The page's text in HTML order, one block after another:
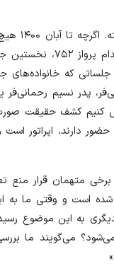
شرق: بیش از
این حادثه برگزار نشد اما نهایتا
برگزار شده؛ جلساتی که
پدر نسیم رحمانی‌فر
کنیم کشف حقیقت صورت
متهمان قرار
شده است و وقتی ما
به این موضوع
می‌گویند ما